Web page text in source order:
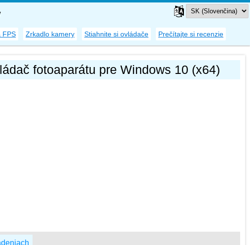
FPS Zrkadlo kamery Stiahnite si ovládače Prečítajte si recenzie
fotoaparátu pre Windows 10 (x64)